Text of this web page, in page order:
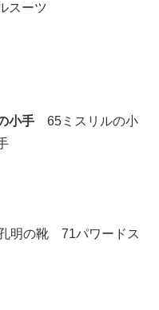
スーツ
小手 65ミスリルの小
明の靴 71パワードス